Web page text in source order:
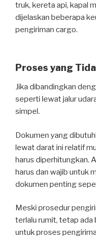
truk, kereta api, kapal
dijelaskan beberapa
pengiriman cargo.
Proses yang
Jika dibandingkan
seperti lewat jalur
simpel.
Dokumen yang
lewat darat ini relatif
harus diperhitungkan.
harus dan wajib untuk
dokumen penting
Meski prosedur
terlalu rumit, tetap ada
untuk proses